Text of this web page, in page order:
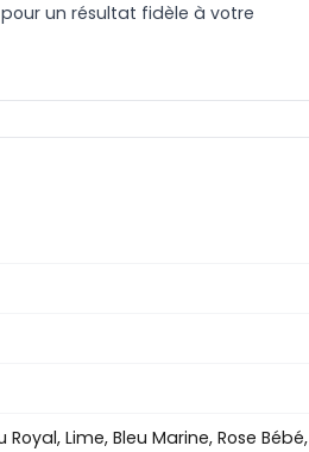
un résultat fidèle à votre
Lime, Bleu Marine, Rose Bébé,